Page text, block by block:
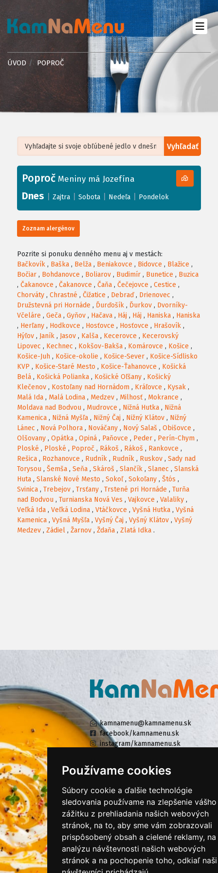
Používame cookies
Súbory cookie a ďalšie technológie
sledovania používame na zlepšenie vášho
zážitku z prehliadania našich webových
stránok, na to, aby sme vám zobrazovali
prispôsobený obsah a cielené reklamy, na
analýzu návštevnosti našich webových
stránok a na pochopenie toho, odkiaľ naši
ÚVOD POPROČ
Vyhľadať
+
−
Leaflet| ©OpenStreetMap, Tiles courtesy ofHumanitarian OpenStreetMap
Poproč Meniny má Jozefína
Dnes Zajtra Sobota Nedeľa Pondelok
Zoznam alergénov
Pozrite si ponuku denného menu aj v mestách:
Bačkovík , Baška , Belža , Beniakovce , Bidovce , Blažice ,
Bočiar , Bohdanovce , Boliarov , Budimír , Bunetice , Buzica
, Čakanovce , Čakanovce , Čaňa , Čečejovce , Cestice ,
Chorváty , Chrastné , Čižatice , Debraď, Drienovec ,
Družstevná pri Hornáde , Ďurďošík , Ďurkov , Dvorníky-
Včeláre , Geča , Gyňov , Hačava , Háj , Háj , Haniska , Haniska
, Herľany , Hodkovce , Hosťovce , Hosťovce , Hrašovík ,
Hýľov , Janík , Jasov , Kalša , Kecerovce , Kecerovský
Lipovec , Kechnec , Kokšov-Bakša , Komárovce , Košice ,
Košice-Juh , Košice-okolie , Košice-Sever , Košice-Sídlisko
KVP , Košice-Staré Mesto , Košice-Ťahanovce , Košická
Belá , Košická Polianka , Košické Oľšany , Košický
Klečenov , Kostoľany nad Hornádom , Kráľovce , Kysak ,
Malá Ida , Malá Lodina , Medzev , Milhosť , Mokrance ,
Moldava nad Bodvou , Mudrovce , Nižná Hutka , Nižná
Kamenica , Nižná Myšľa , Nižný Čaj , Nižný Klátov , Nižný
Lánec , Nová Polhora , Nováčany , Nový Salaš , Obišovce ,
Olšovany , Opátka , Opiná , Paňovce , Peder , Perín-Chym ,
Ploské , Ploské , Poproč , Rákoš , Rákoš , Rankovce ,
Rešica , Rozhanovce , Rudník , Rudník , Ruskov , Sady nad
Torysou , Šemša , Seňa , Skároš , Slančík , Slanec , Slanská
Huta , Slanské Nové Mesto , Sokoľ, Sokoľany , Štós ,
Svinica , Trebejov , Trsťany , Trstené pri Hornáde , Turňa
nad Bodvou , Turnianska Nová Ves , Vajkovce , Valaliky ,
Veľká Ida , Veľká Lodina , Vtáčkovce , Vyšná Hutka , Vyšná
Kamenica , Vyšná Myšľa , Vyšný Čaj , Vyšný Klátov , Vyšný
Medzev , Zádiel , Žarnov , Ždaňa , Zlatá Idka .
kamnamenu@kamnamenu.sk
facebook/kamnamenu.sk
instagram/kamnamenu.sk
PRIHLÁSIŤ SA DO ZÁKAZNÍCKEJ ZÓNY
Všeobecné obchodné podmienky
Ochrana osobných údajov
Cookies